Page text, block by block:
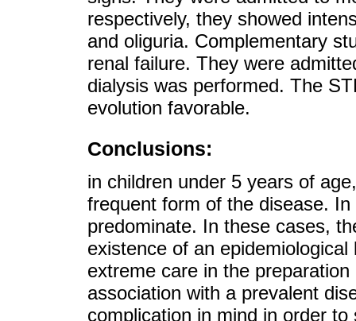
respectively, they showed
and oliguria. Complementary
renal failure. They were
dialysis was performed. The
evolution favorable.
Conclusions:
in children under 5 years of
frequent form of the disease.
predominate. In these cases,
existence of an
extreme care in the
association with a prevalent
complication in mind in order